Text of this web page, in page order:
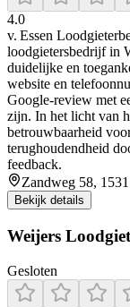
4.0
v. Essen
loodgietersbedrijf in
duidelijke en
website en
Google‑review met
zijn. In het licht van
betrouwbaarheid
terughoudendheid
feedback.
Zandweg 58,
Bekijk details
Weijers
Gesloten